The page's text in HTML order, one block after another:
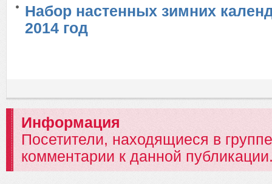
Набор настенных зимних
2014 год
Информация
Посетители, находящиеся в
комментарии к данной